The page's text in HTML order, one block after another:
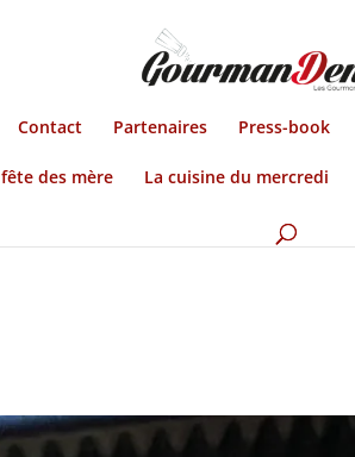
Contact Partenaires Press-book
fête des mère La cuisine du mercredi